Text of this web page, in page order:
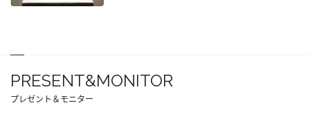
PRESENT&MONITOR
プレゼント＆モニター